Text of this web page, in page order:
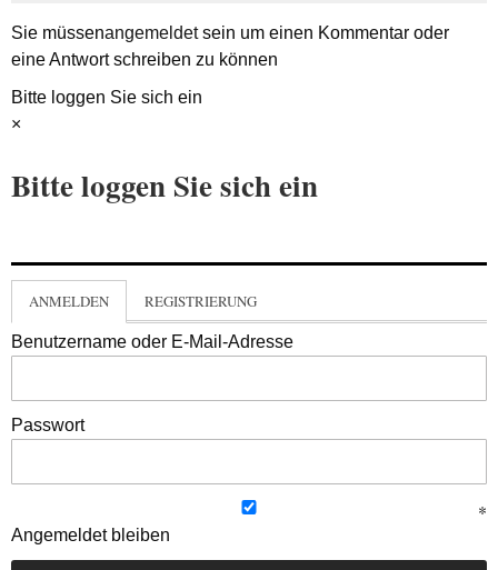
Sie müssenangemeldetsein um einen Kommentar oder
eine Antwort schreiben zu können
Bitte loggen Sie sich ein
×
Bitte loggen Sie sich ein
ANMELDEN REGISTRIERUNG
Benutzername oder E-Mail-Adresse
Passwort
Angemeldet bleiben